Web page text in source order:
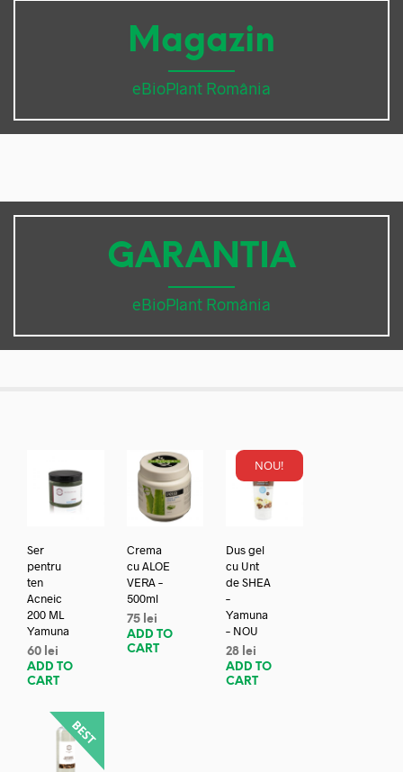
Magazin
eBioPlant România
GARANTIA
eBioPlant România
Ser
pentru
ten
Acneic
200 ML
Yamuna
60 lei
ADD TO
CART
Crema
cu ALOE
VERA –
500ml
75 lei
ADD TO
CART
NOU!
Dus gel
cu Unt
de SHEA
–
Yamuna
– NOU
28 lei
ADD TO
CART